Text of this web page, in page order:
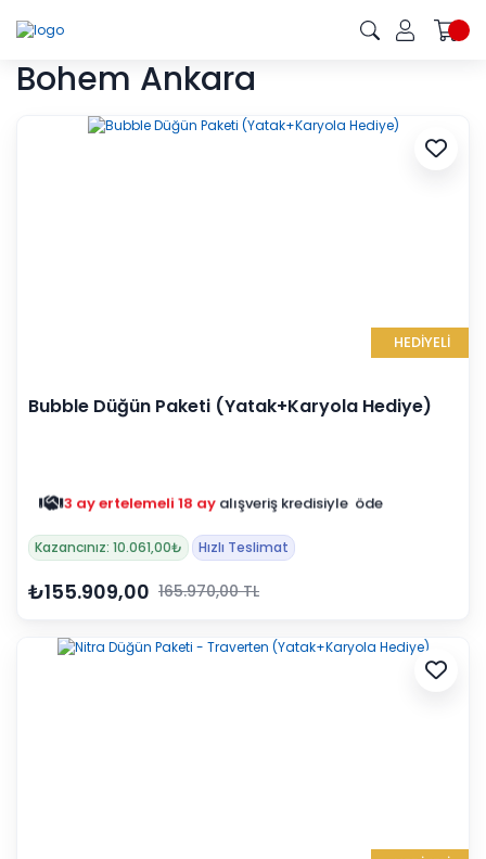
Bohem Ankara
HEDİYELİ
Bubble Düğün Paketi (Yatak+Karyola Hediye)
3 ay ertelemeli 18 ay alışveriş kredisiyle öde
Kazancınız: 10.061,00₺ Hızlı Teslimat
₺155.909,00 165.970,00 TL